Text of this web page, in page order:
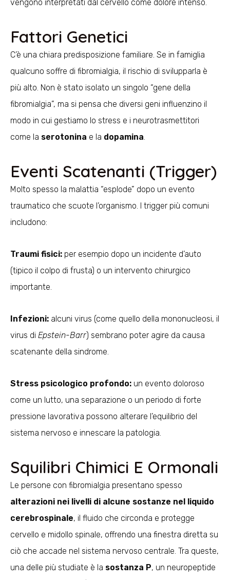
vengono interpretati dal cervello come dolore intenso.
Fattori Genetici
C’è una chiara predisposizione familiare. Se in famiglia
qualcuno soffre di fibromialgia, il rischio di svilupparla è
più alto. Non è stato isolato un singolo “gene della
fibromialgia”, ma si pensa che diversi geni influenzino il
modo in cui gestiamo lo stress e i neurotrasmettitori
come la serotonina e la dopamina
Eventi Scatenanti (Trigger)
Molto spesso la malattia “esplode” dopo un evento
traumatico che scuote l’organismo. I trigger più comuni
includono:
Traumi fisici: per esempio dopo un incidente d’auto
(tipico il colpo di frusta) o un intervento chirurgico
importante.
Infezioni: alcuni virus (come quello della mononucleosi, il
virus di Epstein-Barr) sembrano poter agire da causa
scatenante della sindrome.
Stress psicologico profondo: un evento doloroso
come un lutto, una separazione o un periodo di forte
pressione lavorativa possono alterare l’equilibrio del
sistema nervoso e innescare la patologia.
Squilibri Chimici E Ormonali
Le persone con fibromialgia presentano spesso
alterazioni nei livelli di alcune sostanze nel liquido
cerebrospinale, il fluido che circonda e protegge
cervello e midollo spinale, offrendo una finestra diretta su
ciò che accade nel sistema nervoso centrale. Tra queste,
una delle più studiate è la sostanza P, un neuropeptide